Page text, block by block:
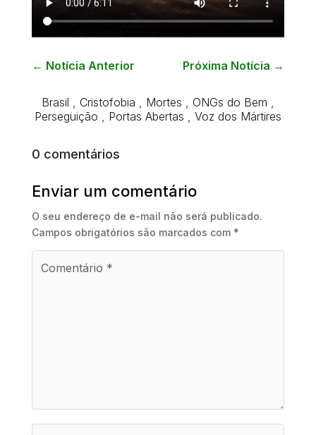
← Notícia Anterior Próxima Notícia →
Brasil , Cristofobia , Mortes , ONGs do Bem ,
Perseguição , Portas Abertas , Voz dos Mártires
0 comentários
Enviar um comentário
O seu endereço de e-mail não será publicado.
Campos obrigatórios são marcados com *